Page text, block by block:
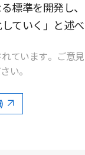
標準を開発し
ていく」と述べ
ています。ご意
い。